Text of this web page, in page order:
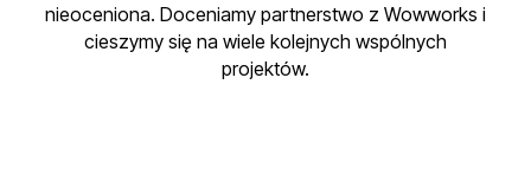
nieoceniona. Doceniamy partnerstwo z Wowworks i
cieszymy się na wiele kolejnych wspólnych
projektów.